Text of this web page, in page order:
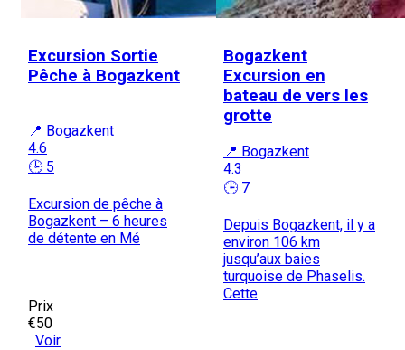
Excursion Sortie
Pêche à Bogazkent
📍 Bogazkent
4.6
🕒 5
Excursion de pêche à
Bogazkent – 6 heures
de détente en Mé
Prix
€50
Voir
Bogazkent
Excursion en
bateau de vers les
grotte
📍 Bogazkent
4.3
🕒 7
Depuis Bogazkent, il y a
environ 106 km
jusqu’aux baies
turquoise de Phaselis.
Cette